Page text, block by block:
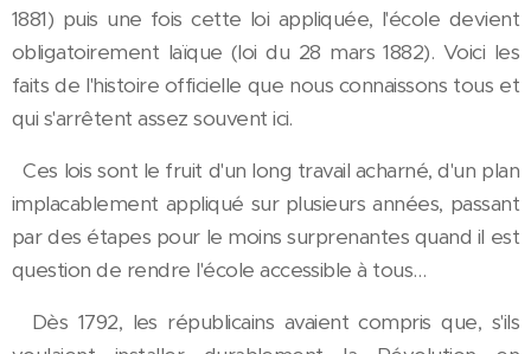
1881) puis une fois cette loi appliquée, l'école devient
obligatoirement laïque (loi du 28 mars 1882). Voici les
faits de l'histoire officielle que nous connaissons tous et
qui s'arrêtent assez souvent ici.
Ces lois sont le fruit d'un long travail acharné, d'un plan
implacablement appliqué sur plusieurs années, passant
par des étapes pour le moins surprenantes quand il est
question de rendre l'école accessible à tous…
Dès 1792, les républicains avaient compris que, s'ils